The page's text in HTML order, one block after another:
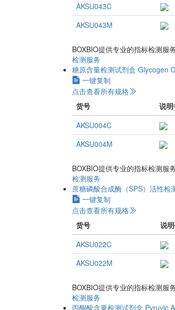
AKSU043C
AKSU043M
BOXBIO提供专业的指标检测服
检测服务
糖原含量检测试剂盒 Glycogen
一键复制
点击查看所有规格
货号
说
AKSU004C
AKSU004M
BOXBIO提供专业的指标检测服
检测服务
蔗糖磷酸合成酶（SPS）活性检
一键复制
点击查看所有规格
货号
说
AKSU022C
AKSU022M
BOXBIO提供专业的指标检测服
检测服务
丙酮酸含量检测试剂盒 Pyruvic